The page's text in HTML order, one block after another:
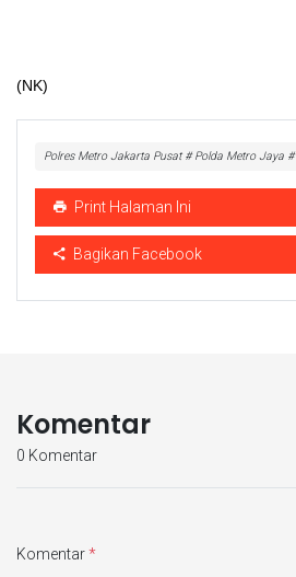
(NK)
Polres Metro Jakarta Pusat # Polda Metro Jaya
Print Halaman Ini
Bagikan Facebook
Komentar
0 Komentar
Komentar*